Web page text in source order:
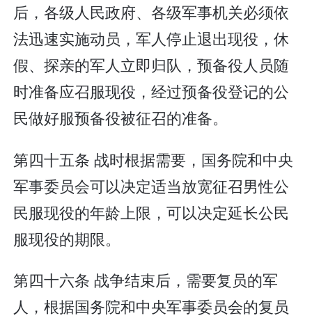
后，各级人民政府、各级军事机关必须依
法迅速实施动员，军人停止退出现役，休
假、探亲的军人立即归队，预备役人员随
时准备应召服现役，经过预备役登记的公
民做好服预备役被征召的准备。
第四十五条 战时根据需要，国务院和中央
军事委员会可以决定适当放宽征召男性公
民服现役的年龄上限，可以决定延长公民
服现役的期限。
第四十六条 战争结束后，需要复员的军
人，根据国务院和中央军事委员会的复员